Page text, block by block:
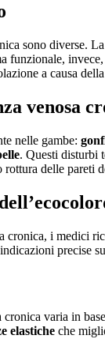
sono diverse.
funzionale, invece,
a causa
venosa
nelle gambe:
. Questi disturbi
delle pareti
cronica, i medici
precise
varia in
elastiche che